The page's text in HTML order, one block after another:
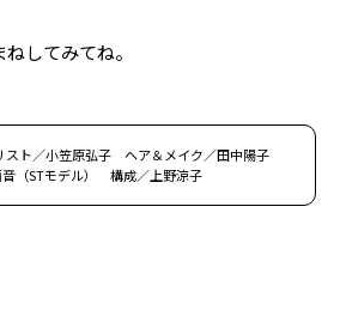
してみてね。
ト／小笠原弘子 ヘア＆メイク／田中陽子
（STモデル） 構成／上野涼子